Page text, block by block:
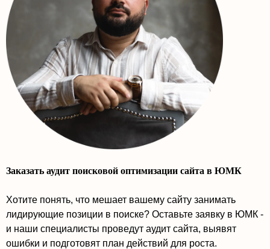
Заказать аудит поисковой оптимизации сайта в ЮМК
Хотите понять, что мешает вашему сайту занимать
лидирующие позиции в поиске? Оставьте заявку в ЮМК -
и наши специалисты проведут аудит сайта, выявят
ошибки и подготовят план действий для роста.